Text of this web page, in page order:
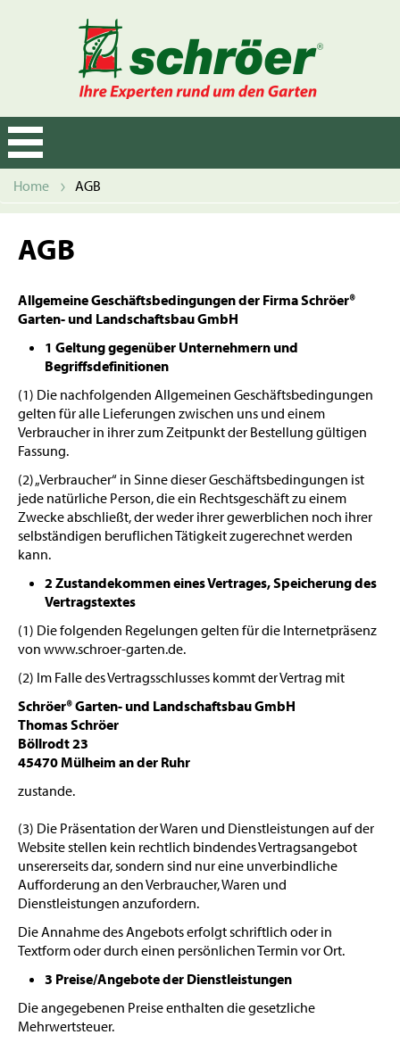
Navigation
öffnen/schließen
Home
AGB
AGB
Allgemeine Geschäftsbedingungen der FirmaSchröer®
Garten- und Landschaftsbau GmbH
1 Geltung gegenüber Unternehmern und
Begriffsdefinitionen
(1) Die nachfolgenden Allgemeinen Geschäftsbedingungen
gelten für alle Lieferungen zwischen uns und einem
Verbraucher in ihrer zum Zeitpunkt der Bestellung gültigen
Fassung.
(2) „Verbraucher“ in Sinne dieser Geschäftsbedingungen ist
jede natürliche Person, die ein Rechtsgeschäft zu einem
Zwecke abschließt, der weder ihrer gewerblichen noch ihrer
selbständigen beruflichen Tätigkeit zugerechnet werden
kann.
2 Zustandekommen eines Vertrages, Speicherung des
Vertragstextes
(1) Die folgenden Regelungen gelten für die Internetpräsenz
von www.schroer-garten.de.
(2) Im Falle des Vertragsschlusses kommt der Vertrag mit
Schröer® Garten- und Landschaftsbau GmbH
Thomas Schröer
Böllrodt 23
45470 Mülheim an der Ruhr
zustande.
(3) Die Präsentation der Waren und Dienstleistungen auf der
Website stellen kein rechtlich bindendes Vertragsangebot
unsererseits dar, sondern sind nur eine unverbindliche
Aufforderung an den Verbraucher, Waren und
Dienstleistungen anzufordern.
Die Annahme des Angebots erfolgt schriftlich oder in
Textform oder durch einen persönlichen Termin vor Ort.
3 Preise/Angebote der Dienstleistungen
Die angegebenen Preise enthalten die gesetzliche
Mehrwertsteuer.